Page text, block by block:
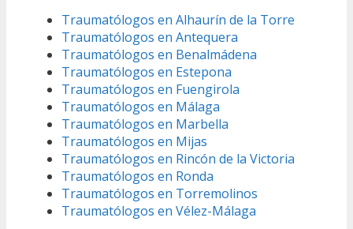
Traumatólogos en Alhaurín de la Torre
Traumatólogos en Antequera
Traumatólogos en Benalmádena
Traumatólogos en Estepona
Traumatólogos en Fuengirola
Traumatólogos en Málaga
Traumatólogos en Marbella
Traumatólogos en Mijas
Traumatólogos en Rincón de la Victoria
Traumatólogos en Ronda
Traumatólogos en Torremolinos
Traumatólogos en Vélez-Málaga